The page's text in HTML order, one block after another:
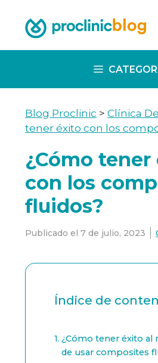
content
Blog Proclinic > Clínica
tener éxito con los
¿Cómo
con los
fluidos?
Publicado el 7 de julio, 2023
Índice de
¿Cómo tener éxito al
de usar composites